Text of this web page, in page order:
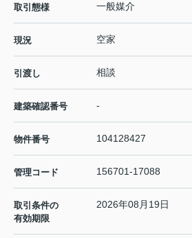
取引態様 一般媒介
現況 空家
引渡し 相談
建築確認番号 -
物件番号 104128427
管理コード 156701-17088
取引条件の
有効期限
2026年08月19日